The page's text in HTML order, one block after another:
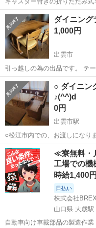
勝手抜群。 - タイプ: 収納キッチンカウンター - 色: ホワイト/ブラウン
- サイズ: 幅150cm, 高さ
島根 松江市 乃木駅
キッチンカウンター
ダイニング
1,000円
出雲市
引っ越しの為の出品です。 テ
綺麗ですが、椅子は汚れがあります。 テーブル 幅148
71 取りに来ていただける方希
島根 出雲市 ダイニン
○ ダイニン
♪(^^)d
0円
出雲市駅
○松江市内での、お渡しになります♪(^-^) ○状態は良い
の中は、収納スペースがあります♪(^^)d ○天板
島根 出雲市 出雲市駅
≪寮無料・
工場での
時給1,400円
日払い
株式会社
山口県 大歳駅
自動車向け車載部品の製造作